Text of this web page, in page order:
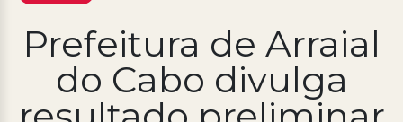
Política de Privacidade
Prefeitura
Diário Oficial
Prefeitura de Arraial
do Cabo divulga